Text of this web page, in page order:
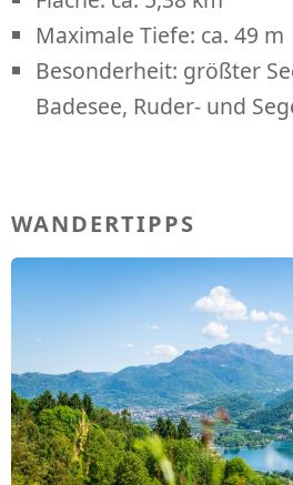
Maximale Tiefe: ca. 49 m
Besonderheit: größter
Badesee, Ruder- und
WANDERTIPPS